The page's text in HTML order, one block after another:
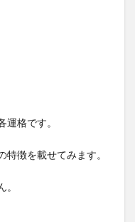
格です。
徴を載せてみます。